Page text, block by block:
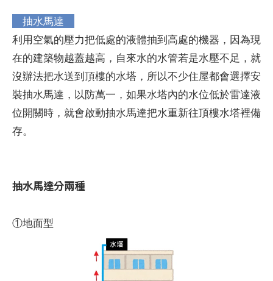
抽水馬達
利用空氣的壓力把低處的液體抽到高處的機器，因為現
在的建築物越蓋越高，自來水的水管若是水壓不足，就
沒辦法把水送到頂樓的水塔，所以不少住屋都會選擇安
裝抽水馬達，以防萬一，如果水塔內的水位低於雷達液
位開關時，就會啟動抽水馬達把水重新往頂樓水塔裡備
存。
抽水馬達分兩種
①地面型